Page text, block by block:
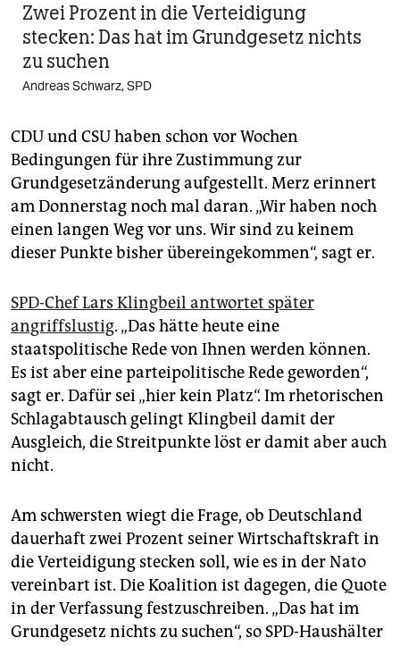
Zwei Prozent in die Verteidigung
stecken: Das hat im Grundgesetz nichts
zu suchen
Andreas Schwarz, SPD
CDU und CSU haben schon vor Wochen
Bedingungen für ihre Zustimmung zur
Grundgesetzänderung aufgestellt. Merz erinnert
am Donnerstag noch mal daran. „Wir haben noch
einen langen Weg vor uns. Wir sind zu keinem
dieser Punkte bisher übereingekommen“, sagt er.
SPD-Chef Lars Klingbeil antwortet später
angriffslustig. „Das hätte heute eine
staatspolitische Rede von Ihnen werden können.
Es ist aber eine parteipolitische Rede geworden“,
sagt er. Dafür sei „hier kein Platz“. Im rhetorischen
Schlagabtausch gelingt Klingbeil damit der
Ausgleich, die Streitpunkte löst er damit aber auch
nicht.
Am schwersten wiegt die Frage, ob Deutschland
dauerhaft zwei Prozent seiner Wirtschaftskraft in
die Verteidigung stecken soll, wie es in der Nato
vereinbart ist. Die Koalition ist dagegen, die Quote
in der Verfassung festzuschreiben. „Das hat im
Grundgesetz nichts zu suchen“, so SPD-Haushälter